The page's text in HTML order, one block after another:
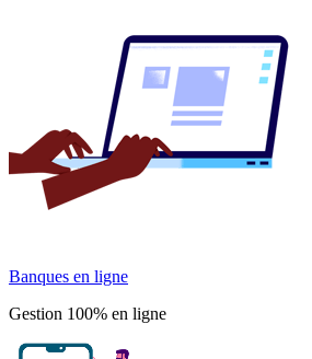
Banques en ligne
Gestion 100% en ligne